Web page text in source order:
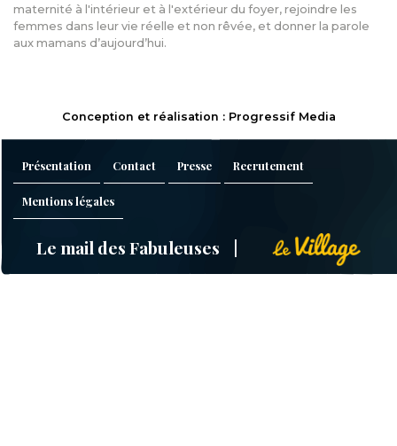
maternité à l'intérieur et à l'extérieur du foyer, rejoindre les
femmes dans leur vie réelle et non rêvée, et donner la parole
aux mamans d’aujourd’hui.
Conception et réalisation : Progressif Media
Présentation Contact Presse Recrutement
Mentions légales
Le mail des Fabuleuses